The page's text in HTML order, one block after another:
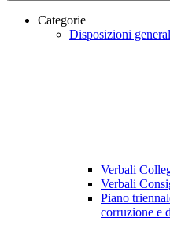
Categorie
Disposizioni
Verbali
Verbali
Piano
corruzione e